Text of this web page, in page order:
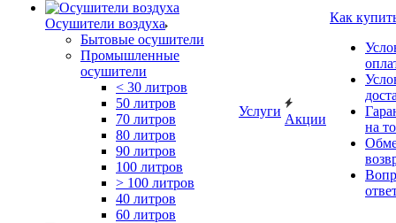
Осушители воздуха
Бытовые осушители
Промышленные
осушители
< 30 литров
50 литров
70 литров
80 литров
90 литров
100 литров
> 100 литров
40 литров
60 литров
Услуги
Акции
Как
на